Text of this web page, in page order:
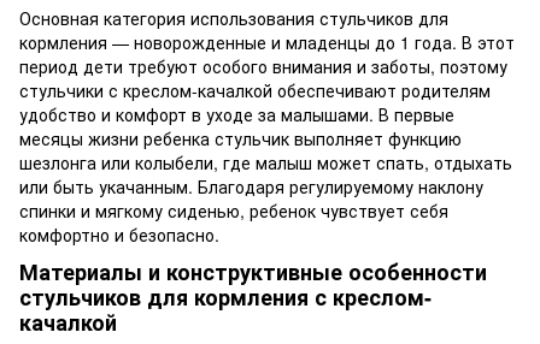
Основная категория использования стульчиков для
кормления — новорожденные и младенцы до 1 года. В этот
период дети требуют особого внимания и заботы, поэтому
стульчики с креслом-качалкой обеспечивают родителям
удобство и комфорт в уходе за малышами. В первые
месяцы жизни ребенка стульчик выполняет функцию
шезлонга или колыбели, где малыш может спать, отдыхать
или быть укачанным. Благодаря регулируемому наклону
спинки и мягкому сиденью, ребенок чувствует себя
комфортно и безопасно.
Материалы и конструктивные особенности
стульчиков для кормления с креслом-
качалкой